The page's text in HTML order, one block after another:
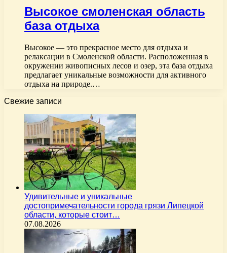
Высокое смоленская область
база отдыха
Высокое — это прекрасное место для отдыха и
релаксации в Смоленской области. Расположенная в
окружении живописных лесов и озер, эта база отдыха
предлагает уникальные возможности для активного
отдыха на природе.…
Свежие записи
Удивительные и уникальные
достопримечательности города грязи Липецкой
области, которые стоит…
07.08.2026